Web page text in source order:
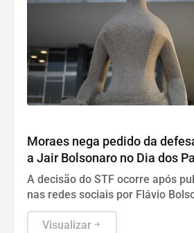
Moraes nega pedido da
a Jair Bolsonaro no Dia dos
A decisão do STF ocorre após
nas redes sociais por Flávio
configurando violação de regras
Visualizar